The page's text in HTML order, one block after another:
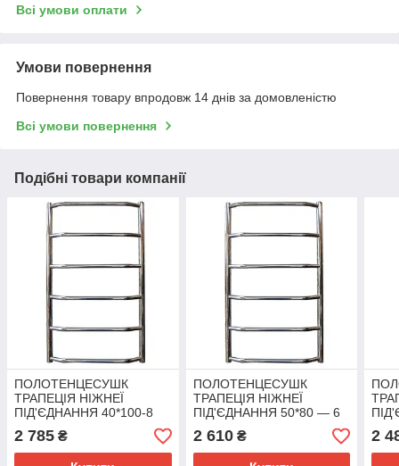
Всі умови оплати
Умови повернення
Повернення товару впродовж 14 днів за домовленістю
Всі умови повернення
Подібні товари компанії
ПОЛОТЕНЦЕСУШК
ТРАПЕЦІЯ НІЖНЕЇ
ПІД'ЄДНАННЯ 40*100-8
ПЕРЕГОДІН (ТРУБА 32-1)
2 785 ₴
ПОЛОТЕНЦЕСУШК
ТРАПЕЦІЯ НІЖНЕЇ
ПІД'ЄДНАННЯ 50*80 — 6
ПЕРЕКЛАДІН (ТРУБА 32
— 1")
2 610₴
—
2